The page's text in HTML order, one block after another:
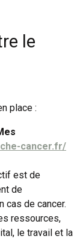
le
place :
cancer.fr/
est de
de
cas de cancer.
ressources,
le travail et la